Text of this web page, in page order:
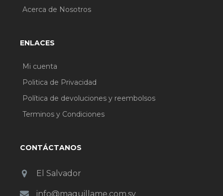
Acerca de Nosotros
ENLACES
Mi cuenta
Politica de Privacidad
Política de devoluciones y reembolsos
Terminos y Condiciones
CONTÁCTANOS
El Salvador
info@maquillame.com.sv